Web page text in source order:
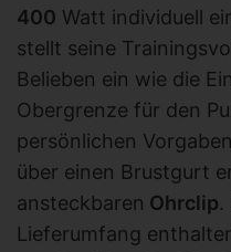
400 Watt individuell
stellt seine
Belieben ein wie die
Obergrenze für den
persönlichen
über einen Brustgurt
ansteckbaren Ohrclip.
Lieferumfang